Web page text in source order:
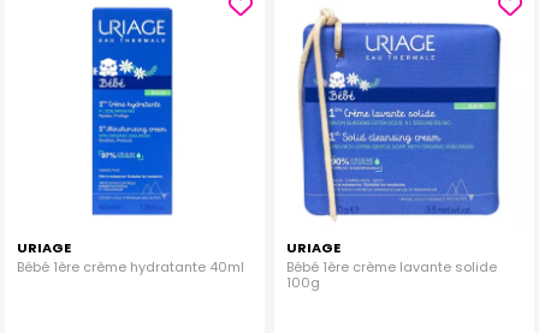
URIAGE
Bébé 1ère crème hydratante 40ml
URIAGE
Bébé 1ère crème lavante solide
100g